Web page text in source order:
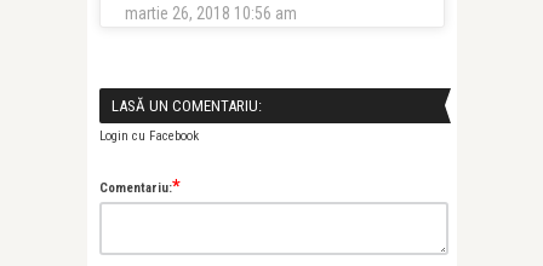
martie 26, 2018 10:56 am
LASĂ UN COMENTARIU:
Login cu Facebook
Comentariu:*